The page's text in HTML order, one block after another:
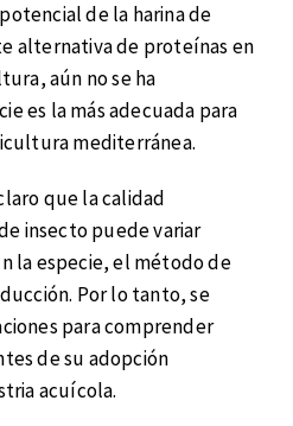
de la harina de
alternativa de proteínas en
aún no se ha
es la más adecuada para
mediterránea.
que la calidad
insecto puede variar
la especie, el método de
Por lo tanto, se
para comprender
de su adopción
acuícola.